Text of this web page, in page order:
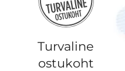
Turvaline
ostukoht